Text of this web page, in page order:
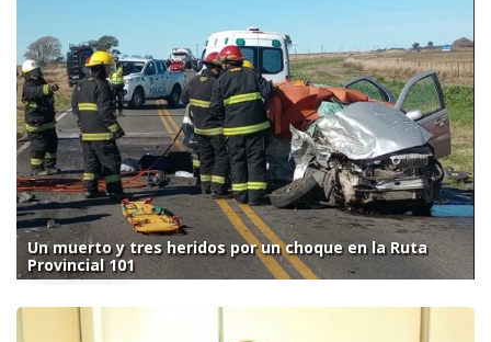
Un muerto y tres heridos por un choque en la Ruta
Provincial 101